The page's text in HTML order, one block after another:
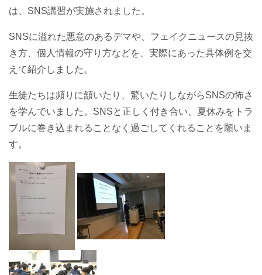
は、SNS講習が実施されました。
SNSに溢れた悪意のあるデマや、フェイクニュースの見抜
き方、個人情報の守り方などを、実際にあった具体例を交
えて紹介しました。
生徒たちは頻りに頷いたり、驚いたりしながらSNSの怖さ
を学んでいました。SNSと正しく付き合い、夏休みをトラ
ブルに巻き込まれることなく過ごしてくれることを願いま
す。